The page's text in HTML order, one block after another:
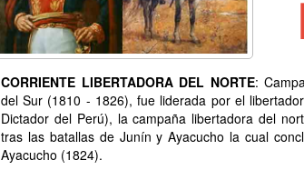
CORRIENTE LIBERTADORA DEL NORTE:
del Sur (1810 - 1826), fue liderada por el
Dictador del Perú), la campaña libertadora del
tras las batallas de Junín y Ayacucho la cual
Ayacucho (1824).